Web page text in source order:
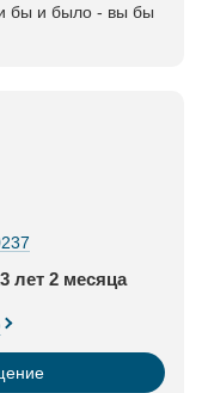
бы и было - вы бы
лет 2 месяца